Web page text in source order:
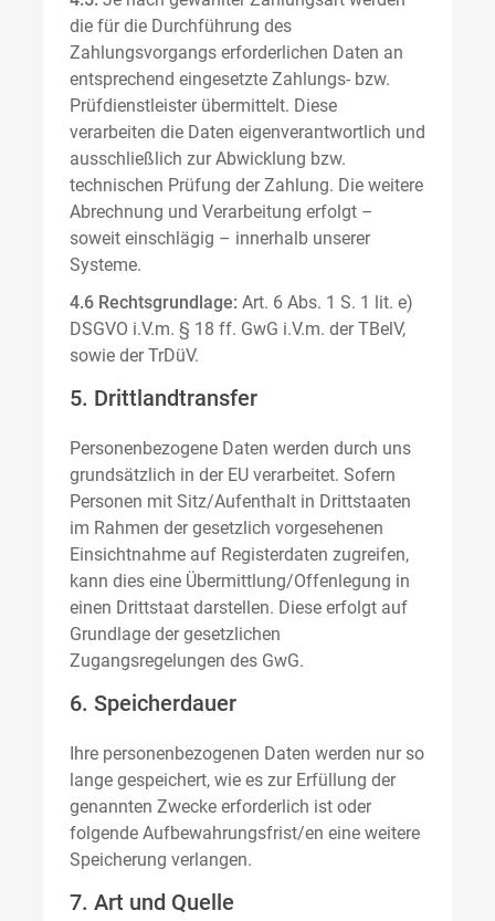
die für die Durchführung des
Zahlungsvorgangs erforderlichen Daten an
entsprechend eingesetzte Zahlungs- bzw.
Prüfdienstleister übermittelt. Diese
verarbeiten die Daten eigenverantwortlich und
ausschließlich zur Abwicklung bzw.
technischen Prüfung der Zahlung. Die weitere
Abrechnung und Verarbeitung erfolgt –
soweit einschlägig – innerhalb unserer
Systeme.
4.6 Rechtsgrundlage: Art. 6 Abs. 1 S. 1 lit. e)
DSGVO i.V.m. § 18 ff. GwG i.V.m. der TBelV,
sowie der TrDüV.
5. Drittlandtransfer
Personenbezogene Daten werden durch uns
grundsätzlich in der EU verarbeitet. Sofern
Personen mit Sitz/Aufenthalt in Drittstaaten
im Rahmen der gesetzlich vorgesehenen
Einsichtnahme auf Registerdaten zugreifen,
kann dies eine Übermittlung/Offenlegung in
einen Drittstaat darstellen. Diese erfolgt auf
Grundlage der gesetzlichen
Zugangsregelungen des GwG.
6. Speicherdauer
Ihre personenbezogenen Daten werden nur so
lange gespeichert, wie es zur Erfüllung der
genannten Zwecke erforderlich ist oder
folgende Aufbewahrungsfrist/en eine weitere
Speicherung verlangen.
7. Art und Quelle